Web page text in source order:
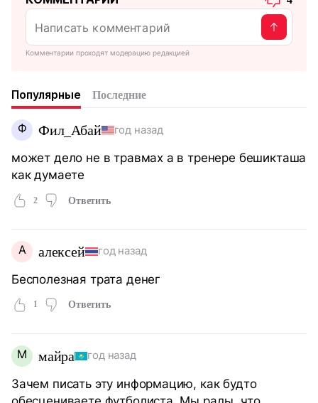
Комментарии проходят модерацию редакцией
Популярные Последние
Ф Фил_Абай год назад
может дело не в травмах а в тренере бешикташа
как думаете
2 Ответить
А алексей год назад
Бесполезная трата денег
1 Ответить
М майра год назад
Зачем писать эту информацию, как будто